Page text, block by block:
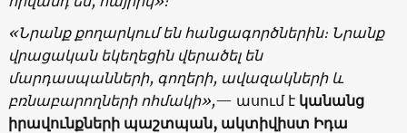
«Նրանք քողարկում են հանցագործներին։ Նրանք
վրացական եկեղեցին վերածել են
մարդասպանների, գողերի, ավազակների և
բռնաբարողների ոհմակի»,— ասում է կանանց
իրավունքների պաշտպան, ակտիվիստ Իդա